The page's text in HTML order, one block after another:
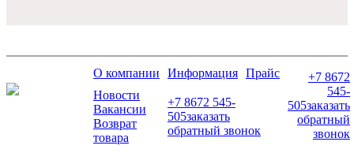
О компании Информация Прайс
Новости
Вакансии
Возврат
товара
+7 8672 545-
505заказать
обратный звонок
+7 8672
545-
505заказать
обратный
звонок